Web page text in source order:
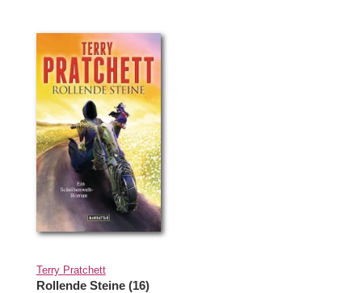
Terry Pratchett
Rollende Steine (16)